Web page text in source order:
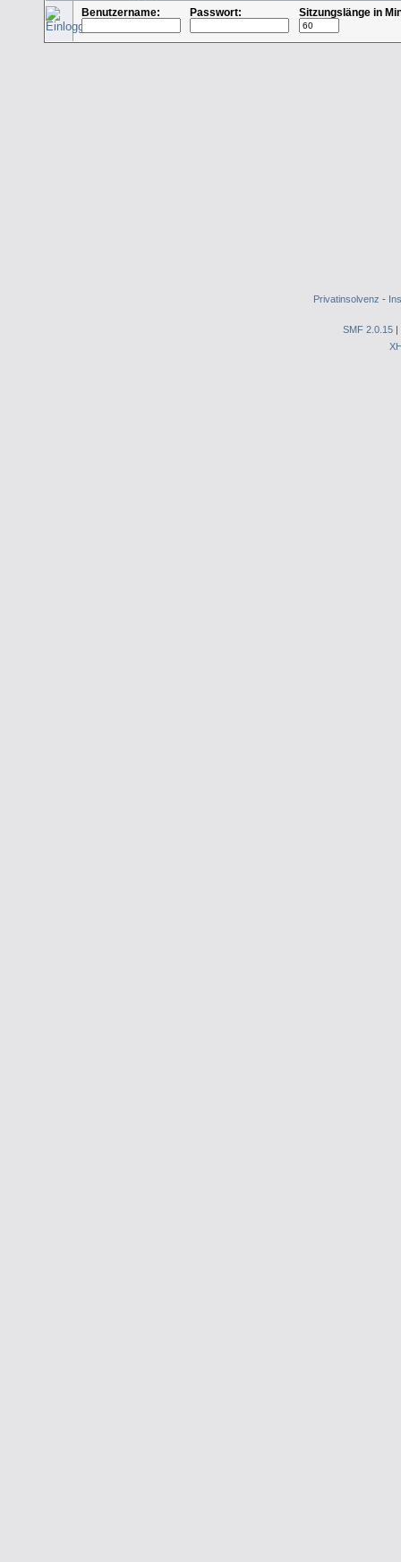
Benutzername: Passwort: Sitzungslänge in
Privatinsolvenz -
SMF 2.0.15 |